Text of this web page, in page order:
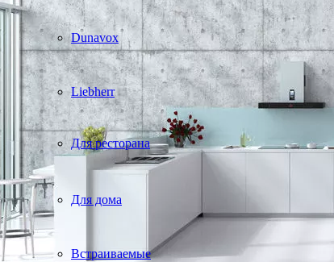
Dunavox
Liebherr
Для ресторана
Для дома
Встраиваемые